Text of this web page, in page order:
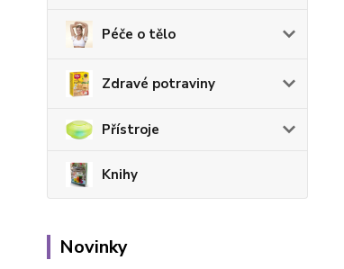
Péče o tělo
Zdravé potraviny
Přístroje
Knihy
Novinky